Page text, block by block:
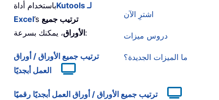
اشترِ الآن
دروس ميزات
ما الميزات الجديدة؟
باستخدام أداةKutools لـ
Excel’s ترتيب جميع
الأوراق، يمكنك بسرعة:
ترتيب جميع الأوراق / أوراق
العمل أبجديًا
ترتيب جميع الأوراق / أوراق العمل أبجديًا رقميًا